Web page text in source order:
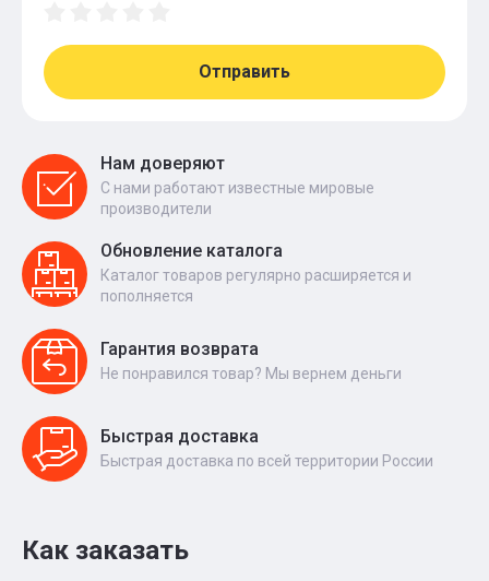
Отправить
Нам доверяют
С нами работают известные мировые
производители
Обновление каталога
Каталог товаров регулярно расширяется и
пополняется
Гарантия возврата
Не понравился товар? Мы вернем деньги
Быстрая доставка
Быстрая доставка по всей территории России
Как заказать